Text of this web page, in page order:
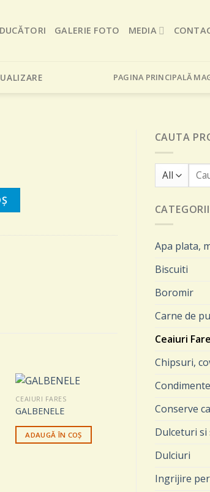
GALERIE FOTO MEDIA
PAGINA PRINCIPALĂ
CAUTA
Caută
Apa plata,
Biscuiti
Boromir
Carne de
Ceaiuri
Chipsuri,
Condimente
Conserve
Dulceturi
Dulciuri
Ingrijire
CEAIURI FARES
GALBENELE
ADAUGĂ ÎN COȘ